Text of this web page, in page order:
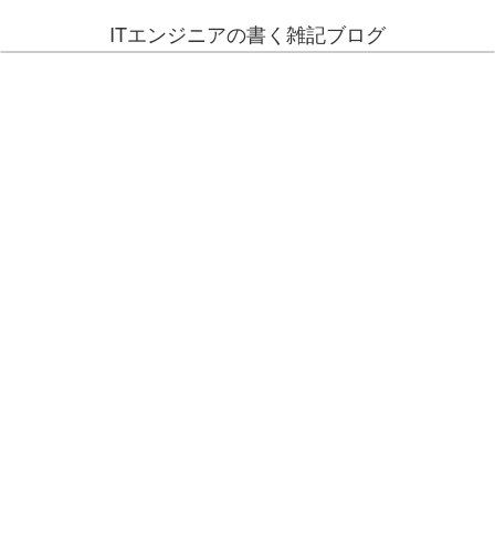
ITエンジニアの書く雑記ブログ